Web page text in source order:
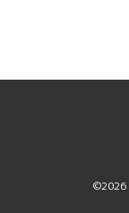
©2026